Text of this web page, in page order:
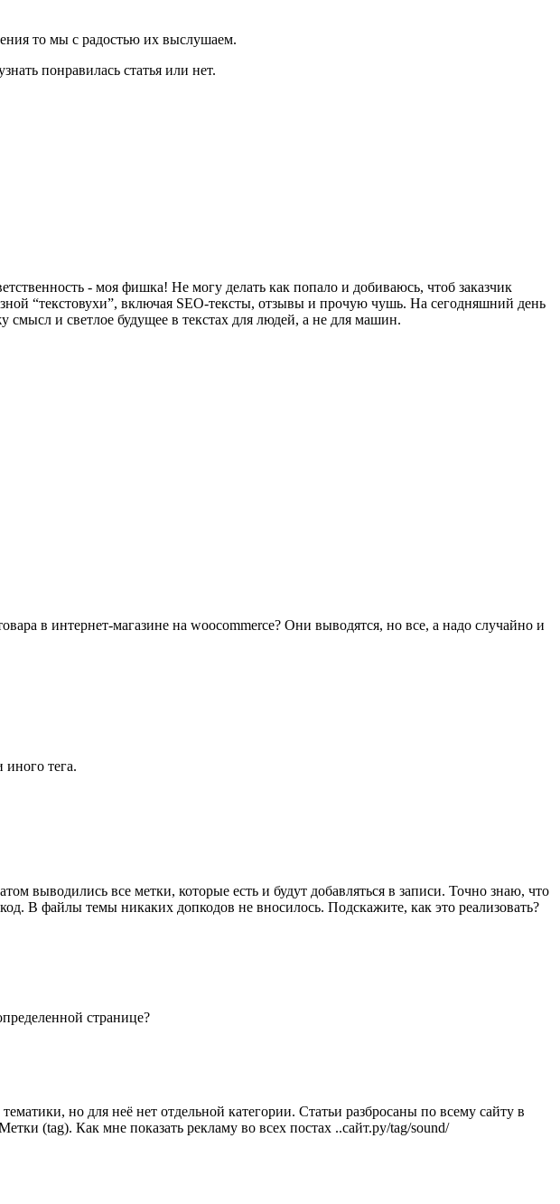
то мы с радостью их выслушаем.
понравилась статья или нет.
- моя фишка! Не могу делать как попало и добиваюсь, чтоб заказчик
“текстовухи”, включая SEO-тексты, отзывы и прочую чушь. На сегодняшний день
и светлое будущее в текстах для людей, а не для машин.
в интернет-магазине на woocommerce? Они выводятся, но все, а надо случайно и
тега.
выводились все метки, которые есть и будут добавляться в записи. Точно знаю, что
В файлы темы никаких допкодов не вносилось. Подскажите, как это реализовать?
странице?
но для неё нет отдельной категории. Статьи разбросаны по всему сайту в
(tag). Как мне показать рекламу во всех постах ..сайт.ру/tag/sound/